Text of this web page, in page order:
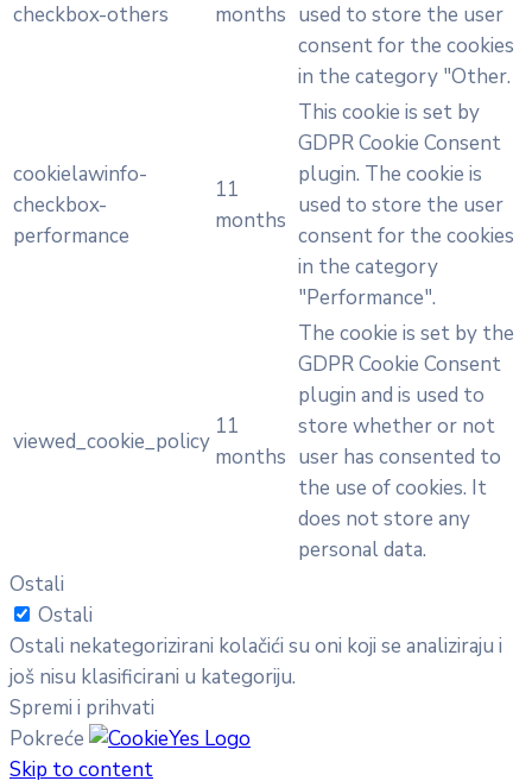
checkbox-others
months used to store the user
consent for the cookies
in the category "Other.
cookielawinfo-
checkbox-
performance
11
months
This cookie is set by
GDPR Cookie Consent
plugin. The cookie is
used to store the user
consent for the cookies
in the category
"Performance".
viewed_cookie_policy
11
months
The cookie is set by the
GDPR Cookie Consent
plugin and is used to
store whether or not
user has consented to
the use of cookies. It
does not store any
personal data.
Ostali
Ostali
Ostali nekategorizirani kolačići su oni koji se analiziraju i
još nisu klasificirani u kategoriju.
Spremi i prihvati
Pokreće
Skip to content